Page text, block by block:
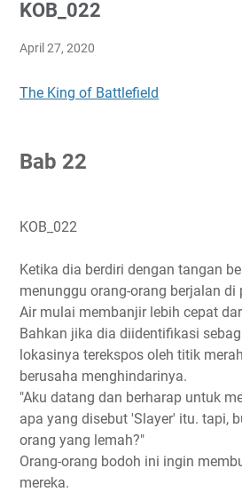
KOB_022
April 27, 2020
The King of Battlefield
Bab 22
KOB_022
Ketika dia berdiri dengan tangan
menunggu orang-orang berjalan di
Air mulai membanjir lebih cepat
Bahkan jika dia diidentifikasi
lokasinya terekspos oleh titik
berusaha menghindarinya.
"Aku datang dan berharap untuk
apa yang disebut 'Slayer' itu. tapi,
orang yang lemah?"
Orang-orang bodoh ini ingin
mereka.